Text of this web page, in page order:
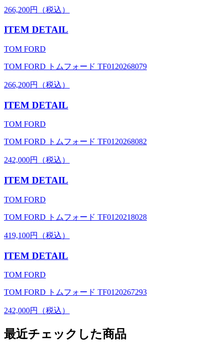
266,200円（税込）
ITEM DETAIL
TOM FORD
TOM FORD トムフォード TF0120268079
266,200円（税込）
ITEM DETAIL
TOM FORD
TOM FORD トムフォード TF0120268082
242,000円（税込）
ITEM DETAIL
TOM FORD
TOM FORD トムフォード TF0120218028
419,100円（税込）
ITEM DETAIL
TOM FORD
TOM FORD トムフォード TF0120267293
242,000円（税込）
最近チェックした商品